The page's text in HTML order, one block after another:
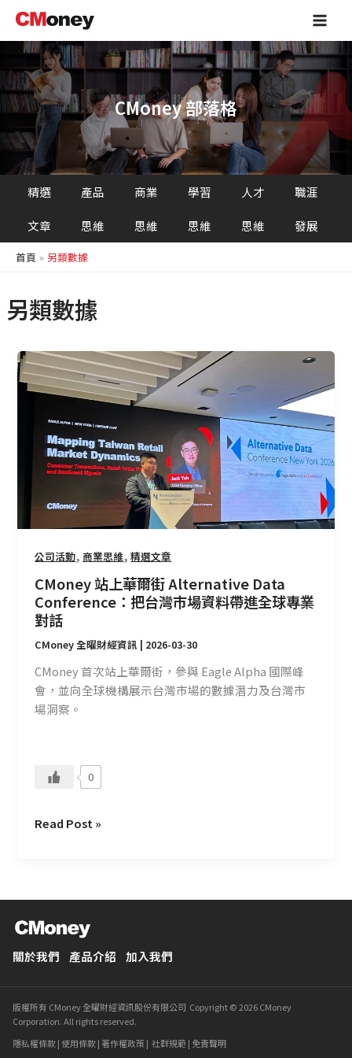
主
容
Main
CMoney 部落格
精選
文章
產品
思維
商業
思維
學習
思維
人才
思維
職涯
發展
首頁 另類數據
另類數據
公司活動,商業思維,精選文章
CMoney 站上華爾街 Alternative Data
Conference：把台灣市場資料帶進全球專業
對話
CMoney 全曜財經資訊 | 2026-03-30
CMoney 首次站上華爾街，參與 Eagle Alpha 國際峰
會，並向全球機構展示台灣市場的數據潛力及台灣市
場洞察。
0
CMoney
站
上
爾
街
Alternative
Conference：
把
灣
市
場
資
料
進
全
球
Read Post »
關於我們 產品介紹 加入我們
版權所有 CMoney 全曜財經資訊股份有限公司 Copyright © 2026 CMoney
Corporation. All rights reserved.
隱私權條款|使用條款| 著作權政策| 社群規範 | 免責聲明